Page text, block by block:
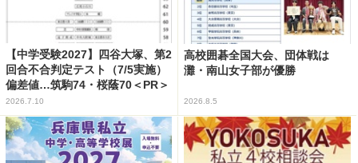
【中学受験2027】四谷大塚、第2
回合不合判定テスト（7/5実施）
偏差値…筑駒74・桜蔭70＜PR＞
2026.7.10
高校囲碁全国大会、団体戦は
灘・南山女子部が優勝
2026.8.5